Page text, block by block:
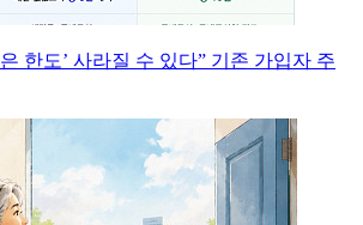
은 한도’ 사라질 수 있다” 기존 가입자 주